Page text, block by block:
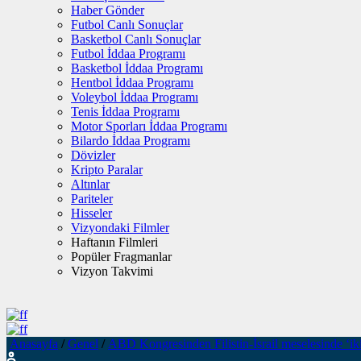
Haber Gönder
Futbol Canlı Sonuçlar
Basketbol Canlı Sonuçlar
Futbol İddaa Programı
Basketbol İddaa Programı
Hentbol İddaa Programı
Voleybol İddaa Programı
Tenis İddaa Programı
Motor Sporları İddaa Programı
Bilardo İddaa Programı
Dövizler
Kripto Paralar
Altınlar
Pariteler
Hisseler
Vizyondaki Filmler
Haftanın Filmleri
Popüler Fragmanlar
Vizyon Takvimi
Anasayfa / Genel / ABD Kongresinden Filistin-İsrail meselesinde